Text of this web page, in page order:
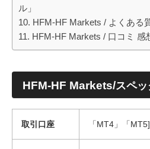
ル」
HFM-HF Markets / よくある
HFM-HF Markets / 口コミ 感
HFM-HF Markets/スペ
取引口座 「MT4」「MT5]